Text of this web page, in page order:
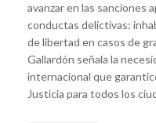
avanzar en las sanciones
conductas delictivas:
de libertad en casos de
Gallardón señala la
internacional que
Justicia para todos los